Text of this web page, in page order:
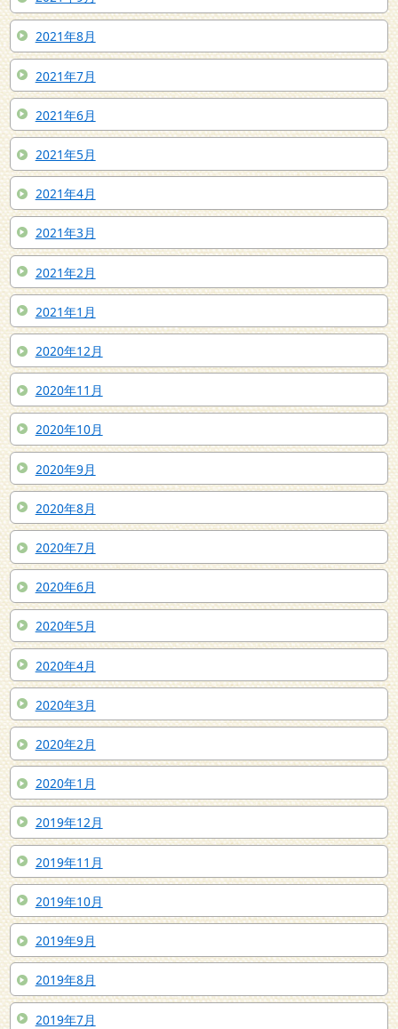
2021年8月
2021年7月
2021年6月
2021年5月
2021年4月
2021年3月
2021年2月
2021年1月
2020年12月
2020年11月
2020年10月
2020年9月
2020年8月
2020年7月
2020年6月
2020年5月
2020年4月
2020年3月
2020年2月
2020年1月
2019年12月
2019年11月
2019年10月
2019年9月
2019年8月
2019年7月